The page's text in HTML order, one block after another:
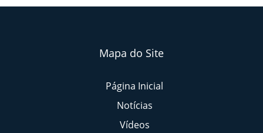
Mapa do Site
Página Inicial
Notícias
Vídeos